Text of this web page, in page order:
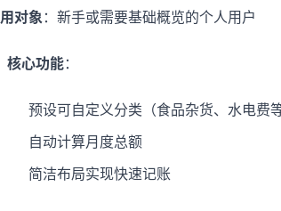
对象：新手或需要基础概览的个人用户
核心功能：
预设可自定义分类（食品杂货、水电费等
自动计算月度总额
简洁布局实现快速记账